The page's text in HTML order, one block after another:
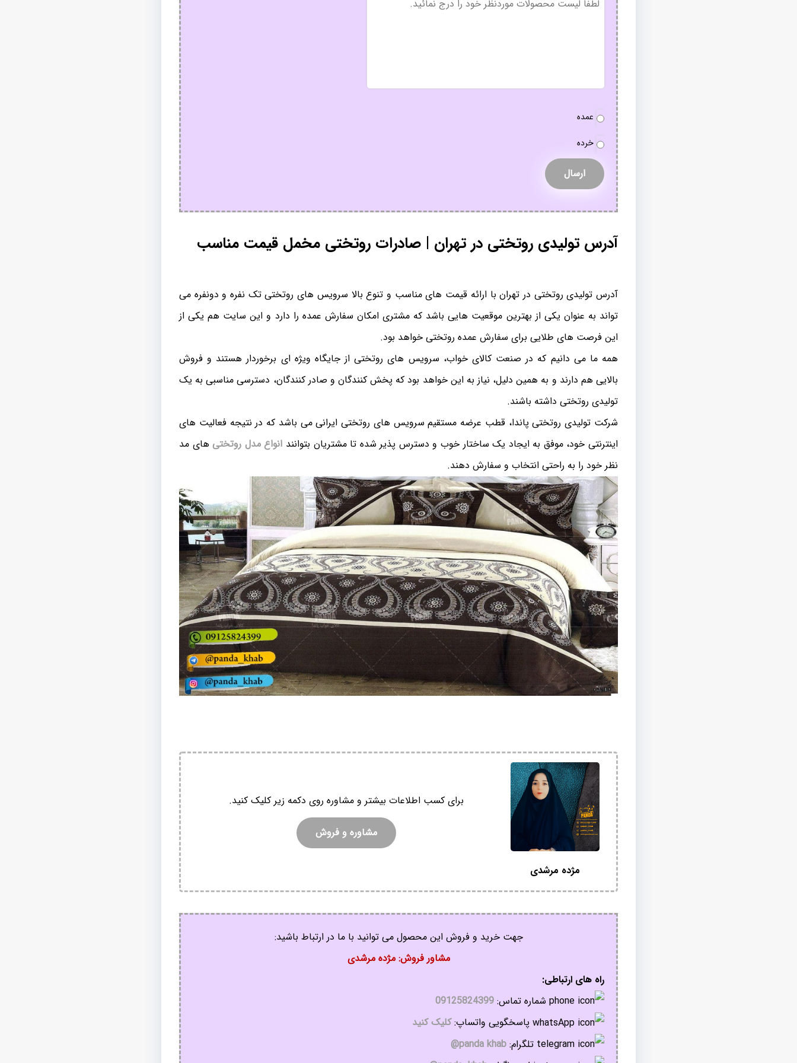
عنوان
نوع
عمده
خرده
آدرس تولیدی روتختی در تهران | صادرات روتختی مخمل قیمت مناسب
آدرس تولیدی روتختی در تهران با ارائه قیمت های مناسب و تنوع بالا سرویس های روتختی تک نفره و دونفره می
تواند به عنوان یکی از بهترین موقعیت هایی باشد که مشتری امکان سفارش عمده را دارد و این سایت هم یکی از
این فرصت های طلایی برای سفارش عمده روتختی خواهد بود.
همه ما می دانیم که در صنعت کالای خواب، سرویس های روتختی از جایگاه ویژه ای برخوردار هستند و فروش
بالایی هم دارند و به همین دلیل، نیاز به این خواهد بود که پخش کنندگان و صادر کنندگان، دسترسی مناسبی به یک
تولیدی روتختی داشته باشند.
شرکت تولیدی روتختی پاندا، قطب عرضه مستقیم سرویس های روتختی ایرانی می باشد که در نتیجه فعالیت های
اینترنتی خود، موفق به ایجاد یک ساختار خوب و دسترس پذیر شده تا مشتریان بتوانند انواع مدل روتختیهای مد
نظر خود را به راحتی انتخاب و سفارش دهند.
مژده مرشدی
برای کسب اطلاعات بیشتر و مشاوره روی دکمه زیر کلیک کنید.
مشاوره و فروش
جهت خرید و فروش این محصول می توانید با ما در ارتباط باشید:
مشاور فروش: مژده مرشدی
راه های ارتباطی:
شماره تماس: 09125824399
پاسخگویی واتساپ:کلیک کنید
تلگرام: panda khab@